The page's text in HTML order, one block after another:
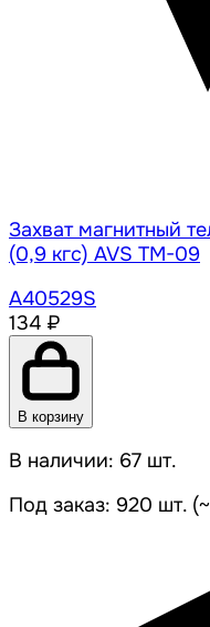
Захват магнитный
(0,9 кгс) AVS TM-09
A40529S
134 ₽
В корзину
В наличии: 67 шт.
Под заказ: 920 шт.